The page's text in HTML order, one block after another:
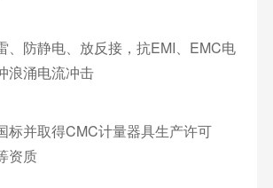
防静电、放反接，抗EMI、EMC电
浪涌电流冲击
并取得CMC计量器具生产许可
资质